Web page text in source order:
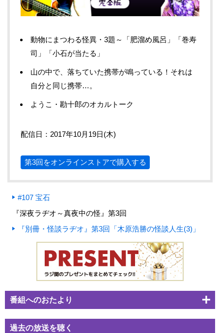
動物にまつわる怪異・3題～「肥溜め風呂」「巻寿
司」「小石が当たる」
山の中で、落ちていた携帯が鳴っている！それは
自分と同じ携帯…。
ようこ・勘十郎のオカルトーク
配信日：2017年10月19日(木)
第3回をオンラインストアで購入する
#107 宝石
『深夜ラヂオ～真夜中の怪』第3回
『別冊・怪談ラヂオ』第3回「木原浩勝の怪談人生(3)」
番組へのおたより
過去の放送を聴く